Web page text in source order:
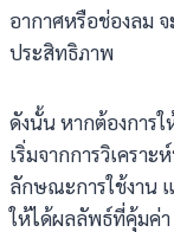
อากาศหรือช่องลม
ประสิทธิภาพ
ดังนั้น หากต้องการ
เริ่มจากการวิเครา
ลักษณะการใช้งาน
ให้ได้ผลลัพธ์ที่คุ้มค่า